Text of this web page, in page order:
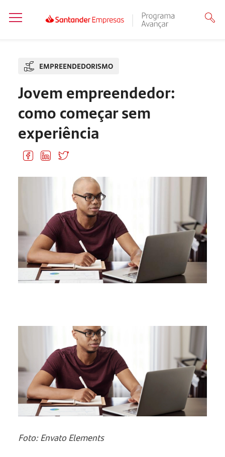
EMPREENDEDORISMO
Jovem empreendedor:
como começar sem
experiência
Foto: Envato Elements